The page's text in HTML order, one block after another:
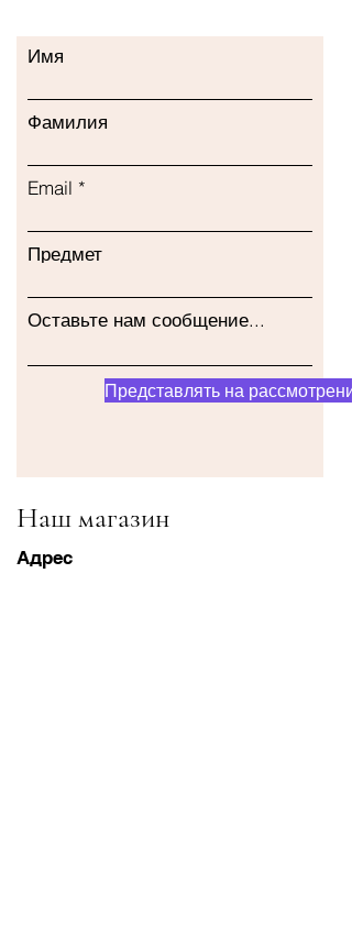
Имя
Фамилия
Email
Предмет
Оставьте нам сообщение...
Представлять на
Наш магазин
Адрес